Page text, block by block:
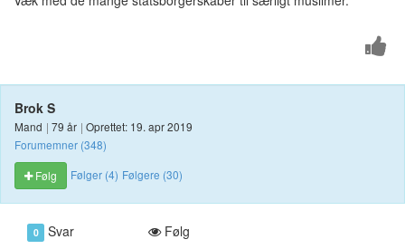
Brok S
Mand | 79 år | Oprettet: 19. apr 2019
Forumemner (348)
Følg
Følger (4) Følgere (30)
0 Svar Følg